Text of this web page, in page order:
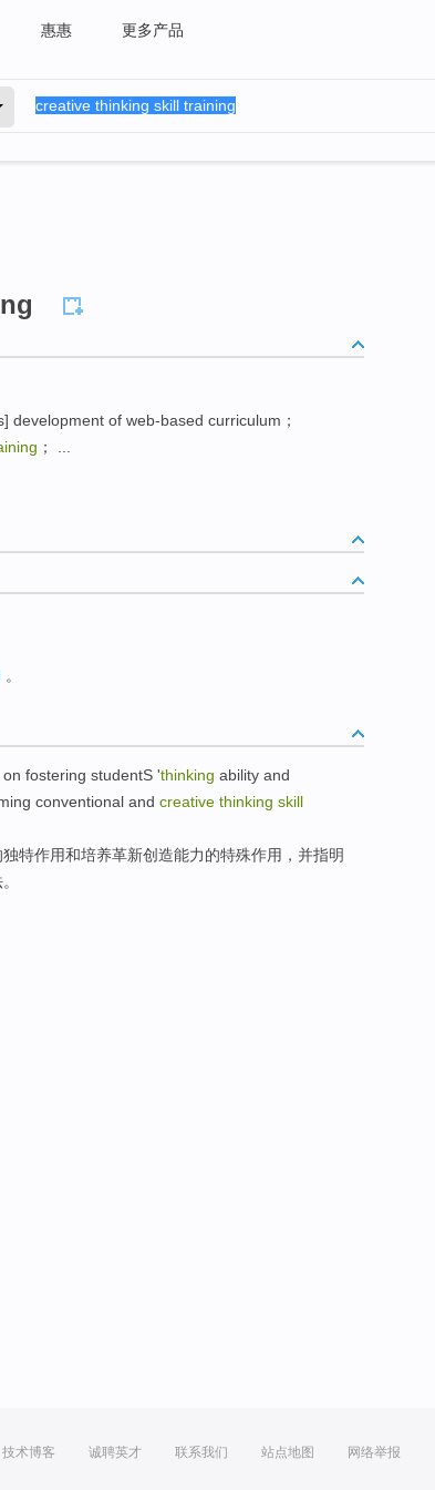
惠惠 更多产品
development of web-based curriculum；
； ...
。
on fostering studentS 'thinking ability and
conventional and creative thinking skill
独特作用和培养革新创造能力的特殊作用， 并指明
。
技术博客 诚聘英才 联系我们 站点地图 网络举报